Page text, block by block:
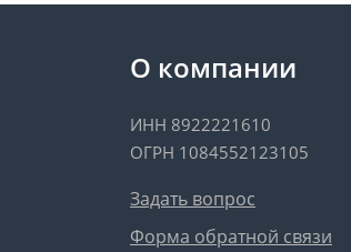
О компании
ИНН 8922221610
ОГРН 1084552123105
Задать вопрос
Форма обратной связи